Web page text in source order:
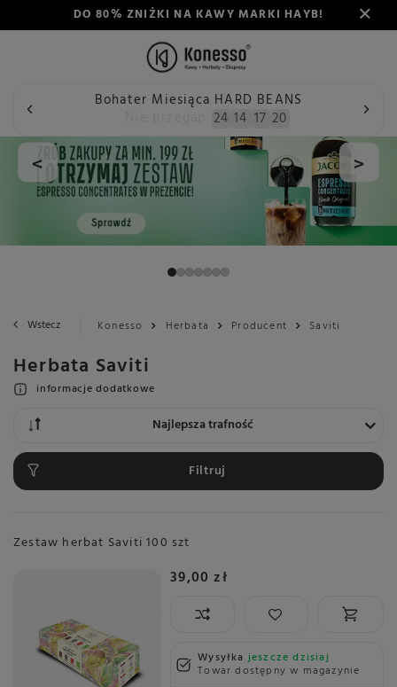
DO 80% ZNIŻKI NA KAWY MARKI HAYB!
Bohater Miesiąca HARD BEANS
24 14 17 20
< >
Wstecz Konesso Herbata Producent Saviti
Herbata Saviti
informacje dodatkowe
Zmień sortowanie
Najlepsza trafność
Filtruj
Zestaw herbat Saviti 100 szt
39,00 zł
Wysyłkajeszcze dzisiaj
Towar dostępny w magazynie